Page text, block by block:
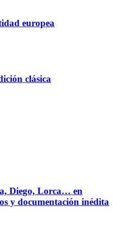
europea
clásica
Diego, Lorca… en
y documentación inédita